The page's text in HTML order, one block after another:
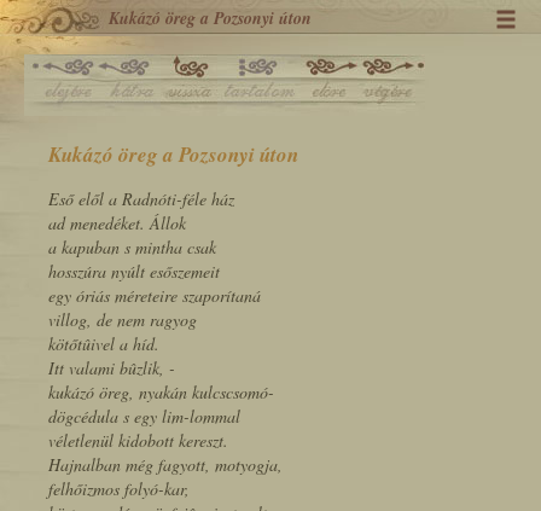
Kukázó öreg a Pozsonyi úton
Kukázó öreg a Pozsonyi úton
Eső elől a Radnóti-féle ház
ad menedéket. Állok
a kapuban s mintha csak
hosszúra nyúlt esőszemeit
egy óriás méreteire szaporítaná
villog, de nem ragyog
kötőtûivel a híd.
Itt valami bûzlik, -
kukázó öreg, nyakán kulcscsomó-
dögcédula s egy lim-lommal
véletlenül kidobott kereszt.
Hajnalban még fagyott, motyogja,
felhőizmos folyó-kar,